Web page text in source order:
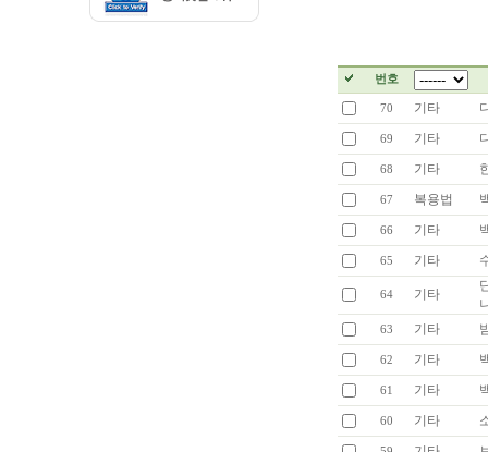
번호
70 기타
69 기타
68 기타
67 복용법
66 기타
65 기타
64 기타
63 기타
62 기타
61 기타
60 기타